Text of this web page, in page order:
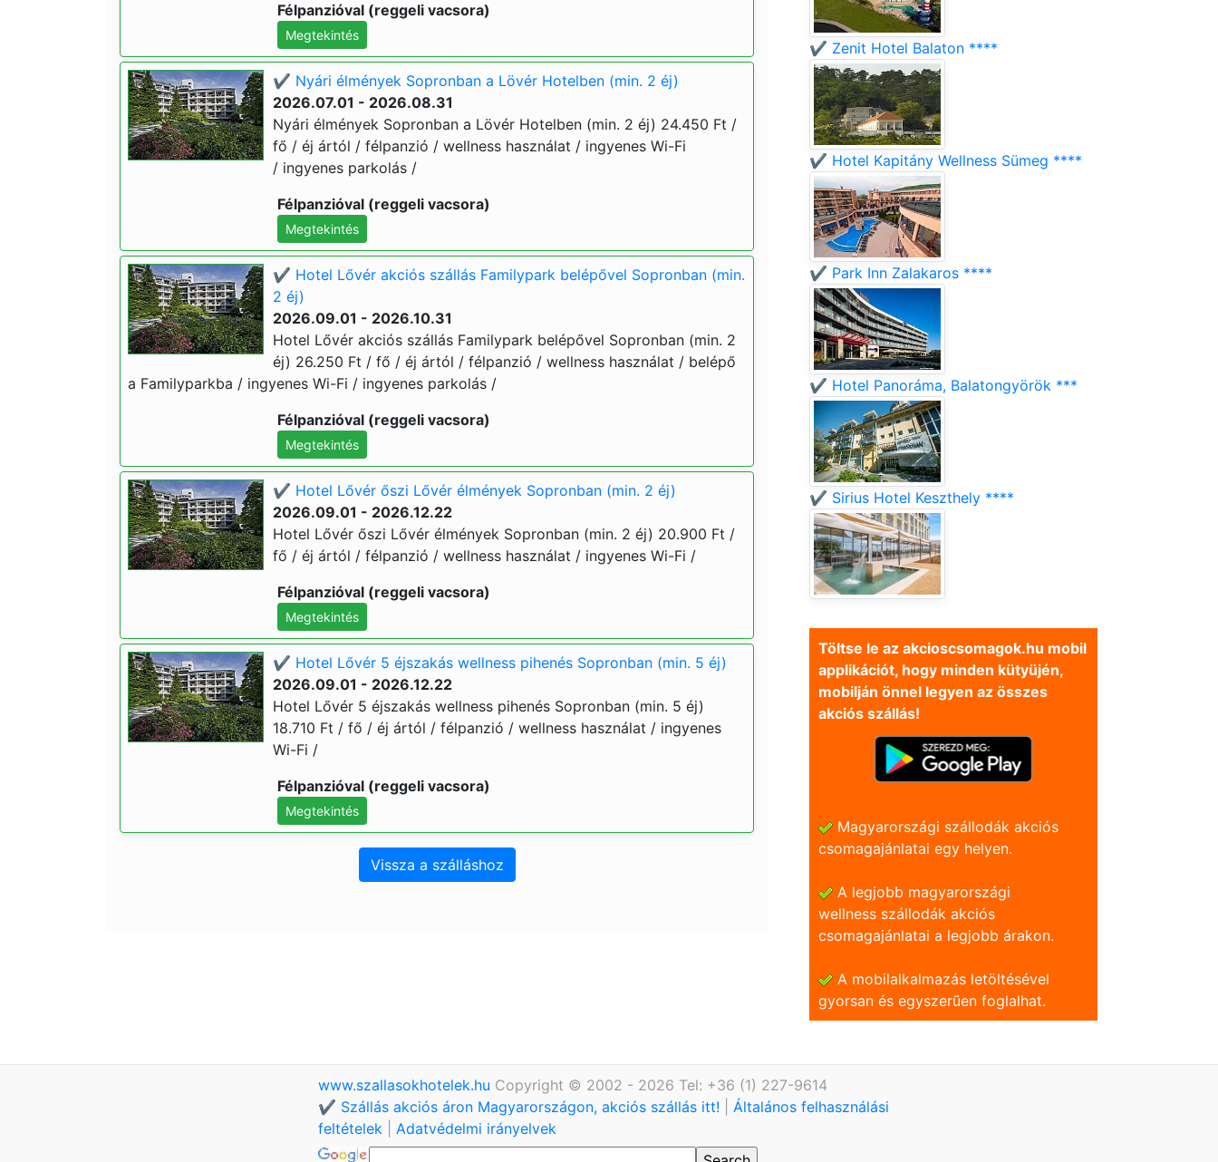
Félpanzióval (reggeli vacsora)
Megtekintés
✔️ Nyári élmények Sopronban a Lövér Hotelben (min. 2 éj)
2026.07.01 - 2026.08.31
Nyári élmények Sopronban a Lövér Hotelben (min. 2 éj) 24.450 Ft /
fő / éj ártól / félpanzió / wellness használat / ingyenes Wi-Fi
/ ingyenes parkolás /
Félpanzióval (reggeli vacsora)
Megtekintés
✔️ Hotel Lővér akciós szállás Familypark belépővel Sopronban (min.
2 éj)
2026.09.01 - 2026.10.31
Hotel Lővér akciós szállás Familypark belépővel Sopronban (min. 2
éj) 26.250 Ft / fő / éj ártól / félpanzió / wellness használat / belépő
a Familyparkba / ingyenes Wi-Fi / ingyenes parkolás /
Félpanzióval (reggeli vacsora)
Megtekintés
✔️ Hotel Lővér őszi Lővér élmények Sopronban (min. 2 éj)
2026.09.01 - 2026.12.22
Hotel Lővér őszi Lővér élmények Sopronban (min. 2 éj) 20.900 Ft /
fő / éj ártól / félpanzió / wellness használat / ingyenes Wi-Fi /
Félpanzióval (reggeli vacsora)
Megtekintés
✔️ Hotel Lővér 5 éjszakás wellness pihenés Sopronban (min. 5 éj)
2026.09.01 - 2026.12.22
Hotel Lővér 5 éjszakás wellness pihenés Sopronban (min. 5 éj)
18.710 Ft / fő / éj ártól / félpanzió / wellness használat / ingyenes
Wi-Fi /
Félpanzióval (reggeli vacsora)
Megtekintés
Vissza a szálláshoz
✔️ Zenit Hotel Balaton ****
✔️ Hotel Kapitány Wellness Sümeg ****
✔️ Park Inn Zalakaros ****
✔️ Hotel Panoráma, Balatongyörök ***
✔️ Sirius Hotel Keszthely ****
Töltse le az akcioscsomagok.hu mobil
applikációt, hogy minden kütyüjén,
mobilján önnel legyen az összes
akciós szállás!
Magyarországi szállodák akciós
csomagajánlatai egy helyen.
A legjobb magyarországi
wellness szállodák akciós
csomagajánlatai a legjobb árakon.
A mobilalkalmazás letöltésével
gyorsan és egyszerũen foglalhat.
www.szallasokhotelek.hu Copyright © 2002 - 2026 Tel: +36 (1) 227-9614
✔️ Szállás akciós áron Magyarországon, akciós szállás itt!
Általános felhasználási
feltételek
Adatvédelmi irányelvek